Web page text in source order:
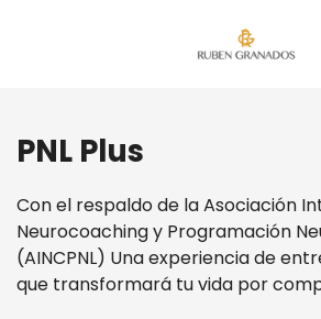
PNL Plus
Con el respaldo de la Asociación
Neurocoaching y Programación
(AINCPNL) Una experiencia de
que transformará tu vida por